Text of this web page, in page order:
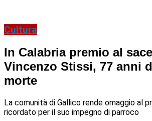
Cultura
In Calabria premio al
Vincenzo Stissi, 77 anni
morte
La comunità di Gallico rende omaggio al
ricordato per il suo impegno di parroco